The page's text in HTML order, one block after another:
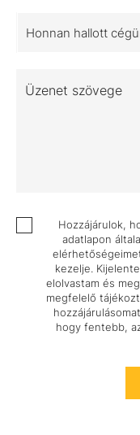
Honnan hallott
Üzenet szövege
Hozzájárulok,
adatlapon
kezelje.
elolvastam és
megfelelő
hogy fentebb,